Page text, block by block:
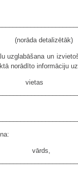
(norāda detalizētāk)
uzglabāšana un
norādīto informāciju
vārds,